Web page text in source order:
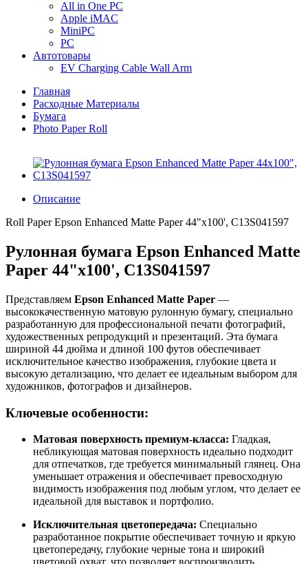
All in One PC
Apple iMAC
MiniPC
PC
Автотовары
EV Charging Cable Wall Arm
Главная
Расходные Материалы
Бумага
Photo Paper Roll
Описание
Roll Paper Epson Enhanced Matte Paper 44"x100', C13S041597
Рулонная бумага Epson Enhanced Matte
Paper 44"x100', C13S041597
Представляем Epson Enhanced Matte Paper —
высококачественную матовую рулонную бумагу, специально
разработанную для профессиональной печати фотографий,
художественных репродукций и презентаций. Эта бумага
шириной 44 дюйма и длиной 100 футов обеспечивает
исключительное качество изображения, глубокие цвета и
высокую детализацию, что делает ее идеальным выбором для
художников, фотографов и дизайнеров.
Ключевые особенности:
Матовая поверхность премиум-класса: Гладкая,
небликующая матовая поверхность идеально подходит
для отпечатков, где требуется минимальный глянец. Она
уменьшает отражения и обеспечивает превосходную
видимость изображения под любым углом, что делает ее
идеальной для выставок и портфолио.
Исключительная цветопередача: Специально
разработанное покрытие обеспечивает точную и яркую
цветопередачу, глубокие черные тона и широкий